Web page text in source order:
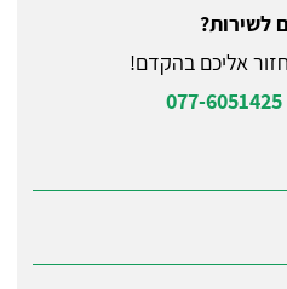
לשירות?
אליכם בהקדם!
077-6051425